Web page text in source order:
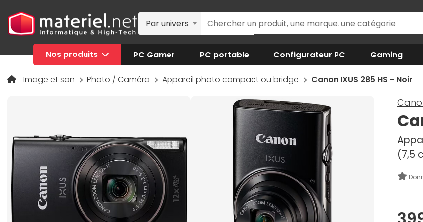
Par univers
Nos produits PC Gamer PC portable Configurateur PC Gaming
Image et son Photo / Caméra Appareil photo compact ou bridge Canon IXUS 285 HS - Noir
(7,5